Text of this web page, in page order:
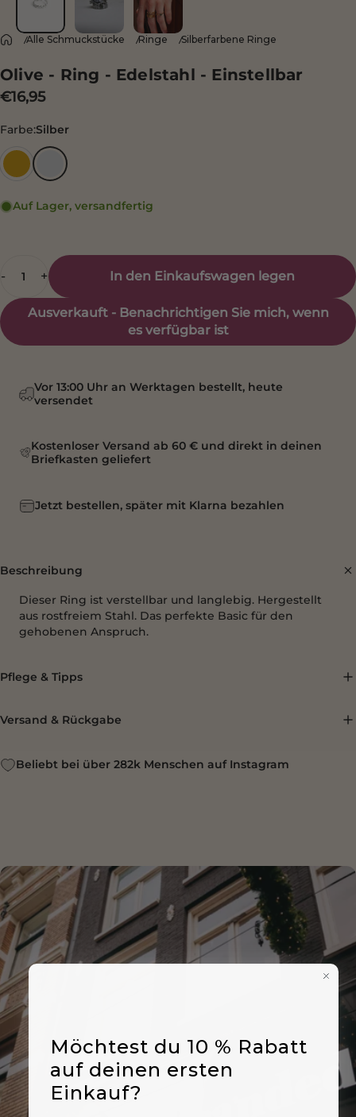
Alle Schmuckstücke Ringe Silberfarbene Ringe
Olive - Ring - Edelstahl - Einstellbar
€16,95
Farbe
Farbe:Silber
Gold Silber
Auf Lager, versandfertig
- + In den Einkaufswagen legen
Ausverkauft - Benachrichtigen Sie mich, wenn
es verfügbar ist
Vor 13:00 Uhr an Werktagen bestellt, heute
versendet
Kostenloser Versand ab 60 € und direkt in deinen
Briefkasten geliefert
Jetzt bestellen, später mit Klarna bezahlen
Beschreibung
Dieser Ring ist verstellbar und langlebig. Hergestellt
aus rostfreiem Stahl. Das perfekte Basic für den
gehobenen Anspruch.
Pflege & Tipps
Versand & Rückgabe
Beliebt bei über 282k Menschen auf Instagram
Möchtest du 10 % Rabatt
auf deinen ersten
Einkauf?